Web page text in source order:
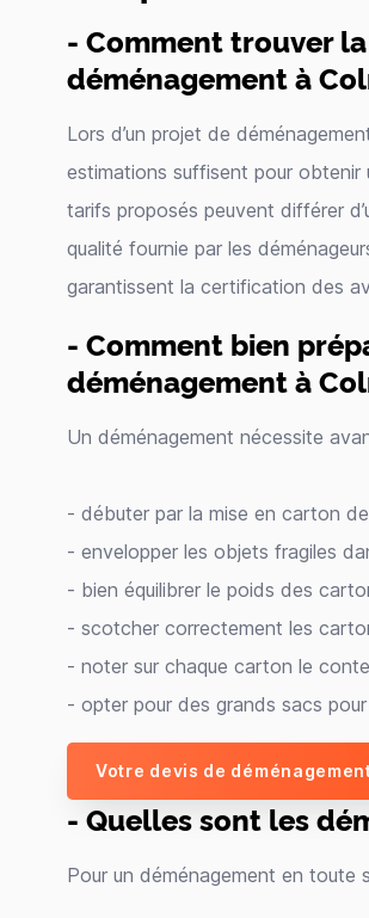
- Comment trouver
déménagement à
Lors d’un projet de
estimations suffisent pour obtenir
tarifs proposés peuvent différer
qualité fournie par les
garantissent la certification des
- Comment bien
déménagement à
Un déménagement nécessite
- débuter par la mise en carton
- envelopper les objets fragiles
- bien équilibrer le poids des
- scotcher correctement les
- noter sur chaque carton le
- opter pour des grands sacs
Votre devis de
- Quelles sont les
Pour un déménagement en toute